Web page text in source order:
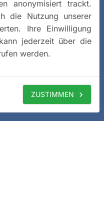
anonymisiert trackt.
die Nutzung unserer
Ihre Einwilligung
jederzeit über die
werden.
ZUSTIMMEN